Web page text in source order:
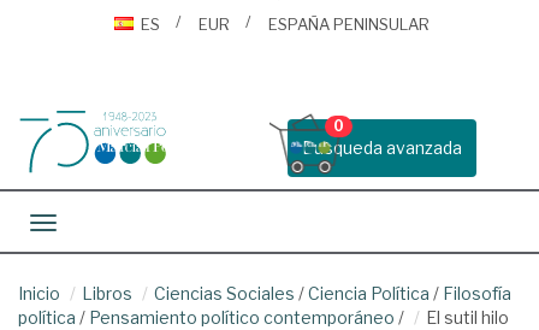
ES
EUR ESPAÑA PENINSULAR
Busqueda avanzada
0
Toggle navigation
Inicio Libros Ciencias Sociales /Ciencia Política / Filosofía
política / Pensamiento político contemporáneo /
El sutil hilo